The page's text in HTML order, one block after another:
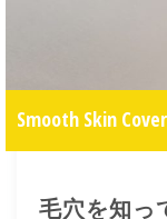
Smooth Skin Cover
毛穴を知っ